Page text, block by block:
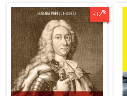
-32%